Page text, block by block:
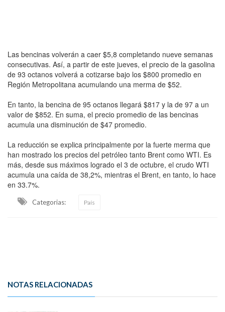
Las bencinas volverán a caer $5,8 completando nueve semanas
consecutivas. Así, a partir de este jueves, el precio de la gasolina
de 93 octanos volverá a cotizarse bajo los $800 promedio en
Región Metropolitana acumulando una merma de $52.
En tanto, la bencina de 95 octanos llegará $817 y la de 97 a un
valor de $852. En suma, el precio promedio de las bencinas
acumula una disminución de $47 promedio.
La reducción se explica principalmente por la fuerte merma que
han mostrado los precios del petróleo tanto Brent como WTI. Es
más, desde sus máximos logrado el 3 de octubre, el crudo WTI
acumula una caída de 38,2%, mientras el Brent, en tanto, lo hace
en 33.7%.
Categorias: País
NOTAS RELACIONADAS